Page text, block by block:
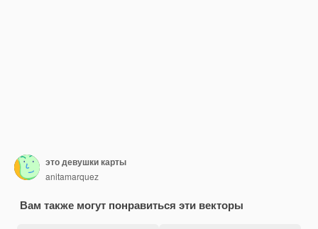
это девушки карты
anitamarquez
Вам также могут понравиться эти векторы